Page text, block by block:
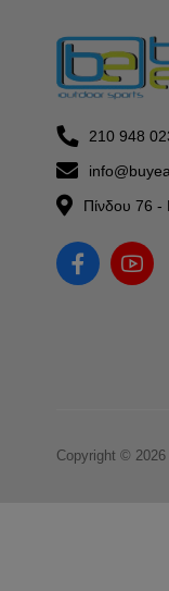
210 948
Πίνδου 76
Copyright ©